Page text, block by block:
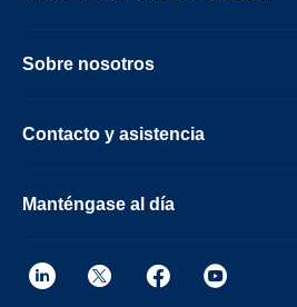
Sobre nosotros
Contacto y asistencia
Manténgase al día